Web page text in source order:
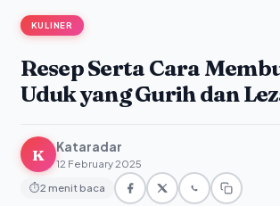
KULINER
Resep Serta Cara
Uduk yang Gurih dan
K Kataradar
12 February 2025
⏱2 menit baca